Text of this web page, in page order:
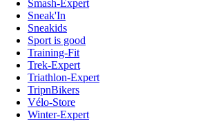
Smash-Expert
Sneak'In
Sneakids
Sport is good
Training-Fit
Trek-Expert
Triathlon-Expert
TripnBikers
Vélo-Store
Winter-Expert